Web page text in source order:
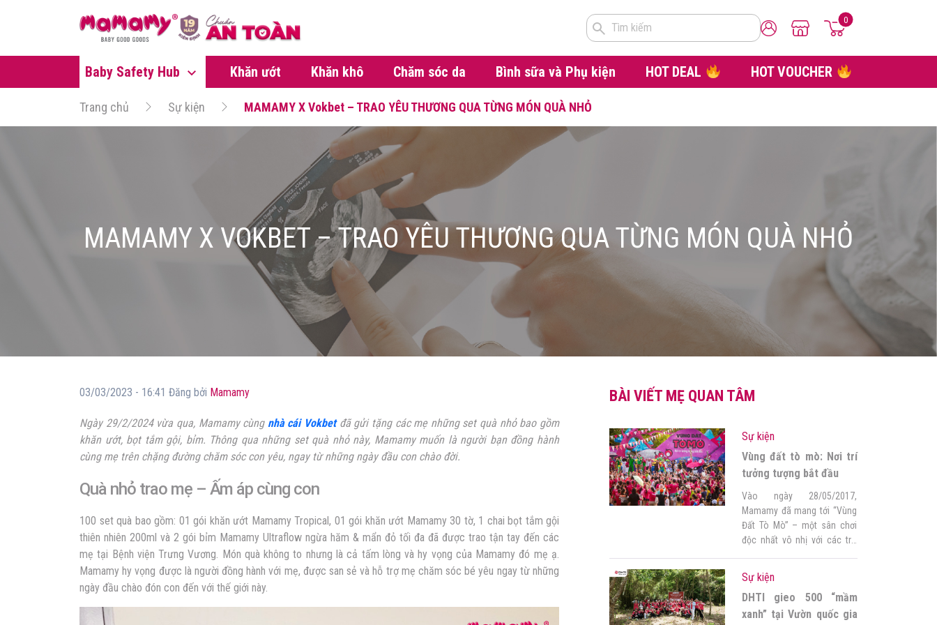
Tìm kiếm
0
Baby Safety Hub Khăn ướt Khăn khô Chăm sóc da Bình sữa và Phụ kiện HOT DEAL HOT VOUCHER
Trang chủ Sự kiện MAMAMY X Vokbet – TRAO YÊU THƯƠNG QUA TỪNG MÓN QUÀ NHỎ
MAMAMY X VOKBET – TRAO YÊU THƯƠNG QUA TỪNG MÓN QUÀ NHỎ
03/03/2023 - 16:41 Đăng bởi Mamamy
Ngày 29/2/2024 vừa qua, Mamamy cùng nhà cái Vokbetđã gửi tặng các mẹ những set quà nhỏ bao gồm
khăn ướt, bọt tắm gội, bỉm. Thông qua những set quà nhỏ này, Mamamy muốn là người bạn đồng hành
cùng mẹ trên chặng đường chăm sóc con yêu, ngay từ những ngày đầu con chào đời.
Quà nhỏ trao mẹ – Ấm áp cùng con
100 set quà bao gồm: 01 gói khăn ướt Mamamy Tropical, 01 gói khăn ướt Mamamy 30 tờ, 1 chai bọt tắm gội
thiên nhiên 200ml và 2 gói bỉm Mamamy Ultraflow ngừa hăm & mẩn đỏ tối đa đã được trao tận tay đến các
mẹ tại Bệnh viện Trưng Vương. Món quà không to nhưng là cả tấm lòng và hy vọng của Mamamy đó mẹ ạ.
Mamamy hy vọng được là người đồng hành với mẹ, được san sẻ và hỗ trợ mẹ chăm sóc bé yêu ngay từ những
ngày đầu chào đón con đến với thế giới này.
BÀI VIẾT MẸ QUAN TÂM
Sự kiện
Vùng đất tò mò: Nơi trí
tưởng tượng bắt đầu
Vào ngày 28/05/2017,
Mamamy đã mang tới “Vùng
Đất Tò Mò” – một sân chơi
độc nhất vô nhị với các trò
đặc sắc, dành riêng cho bố
mẹ và các bé. Đây là lần thứ
2 Mamamy tổ chức sự kiện
Sự kiện
DHTI gieo 500 “mầm
xanh” tại Vườn quốc gia